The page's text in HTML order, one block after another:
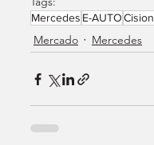
Mercedes E-AUTOCision
Mercado Mercedes